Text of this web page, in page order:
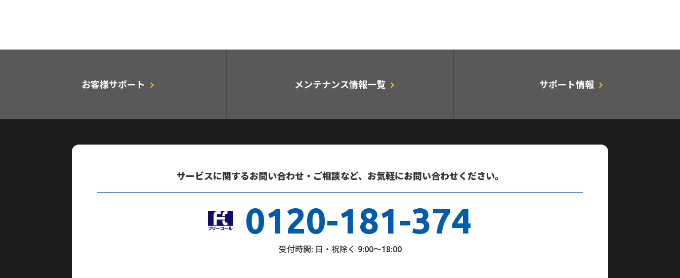
お客様サポート メンテナンス情報一覧 サポート情報
サービスに関するお問い合わせ・ご相談など、 お気軽にお問い合わせください。
0120-181-374
受付時間: 日・祝除く 9:00～18:00